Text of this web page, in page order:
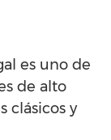
es uno de
de alto
clásicos y